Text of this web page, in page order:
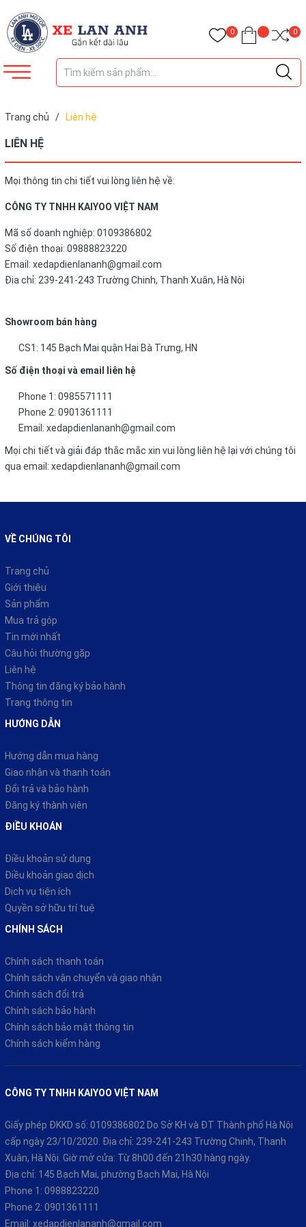
0 0
Trang chủ / Liên hệ
LIÊN HỆ
Mọi thông tin chi tiết vui lòng liên hệ về:
CÔNG TY TNHH KAIYOO VIỆT NAM
Mã số doanh nghiệp: 0109386802
Số điện thoại: 09888823220
Email: xedapdienlananh@gmail.com
Địa chỉ: 239-241-243 Trường Chinh, Thanh Xuân, Hà Nội
Showroom bán hàng
CS1: 145 Bạch Mai quận Hai Bà Trưng, HN
Số điện thoại và email liên hệ
Phone 1: 0985571111
Phone 2: 0901361111
Email: xedapdienlananh@gmail.com
Mọi chi tiết và giải đáp thắc mắc xin vui lòng liên hệ lại với chúng tôi
qua email: xedapdienlananh@gmail.com
VỀ CHÚNG TÔI
Trang chủ
Giới thiệu
Sản phẩm
Mua trả góp
Tin mới nhất
Câu hỏi thường gặp
Liên hệ
Thông tin đăng ký bảo hành
Trang thông tin
HƯỚNG DẪN
Hướng dẫn mua hàng
Giao nhận và thanh toán
Đổi trả và bảo hành
Đăng ký thành viên
ĐIỀU KHOÁN
Điều khoản sử dụng
Điều khoản giao dịch
Dịch vụ tiện ích
Quyền sở hữu trí tuệ
CHÍNH SÁCH
Chính sách thanh toán
Chính sách vận chuyển và giao nhận
Chính sách đổi trả
Chính sách bảo hành
Chính sách bảo mật thông tin
Chính sách kiểm hàng
CÔNG TY TNHH KAIYOO VIỆT NAM
Giấy phép ĐKKD số: 0109386802 Do Sở KH và ĐT Thành phố Hà Nội
cấp ngày 23/10/2020. Địa chỉ: 239-241-243 Trường Chinh, Thanh
Xuân, Hà Nội. Giờ mở cửa: Từ 8h00 đến 21h30 hàng ngày.
Địa chỉ: 145 Bạch Mai, phường Bạch Mai, Hà Nội
Phone 1: 0988823220
Phone 2: 0901361111
Email: xedapdienlananh@gmail.com